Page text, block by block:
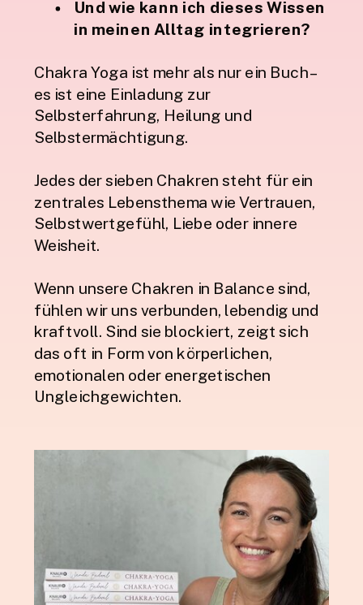
Und wie kann ich dieses Wissen
in meinen Alltag integrieren?
Chakra Yoga ist mehr als nur ein Buch –
es ist eine Einladung zur
Selbsterfahrung, Heilung und
Selbstermächtigung.
Jedes der sieben Chakren steht für ein
zentrales Lebensthema wie Vertrauen,
Selbstwertgefühl, Liebe oder innere
Weisheit.
Wenn unsere Chakren in Balance sind,
fühlen wir uns verbunden, lebendig und
kraftvoll. Sind sie blockiert, zeigt sich
das oft in Form von körperlichen,
emotionalen oder energetischen
Ungleichgewichten.